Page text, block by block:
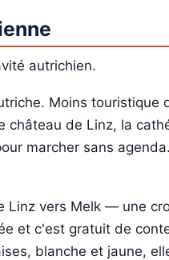
autrichien.
Moins touristique
de Linz, la
marcher sans
Linz vers Melk — une
et c'est gratuit de
blanche et jaune,